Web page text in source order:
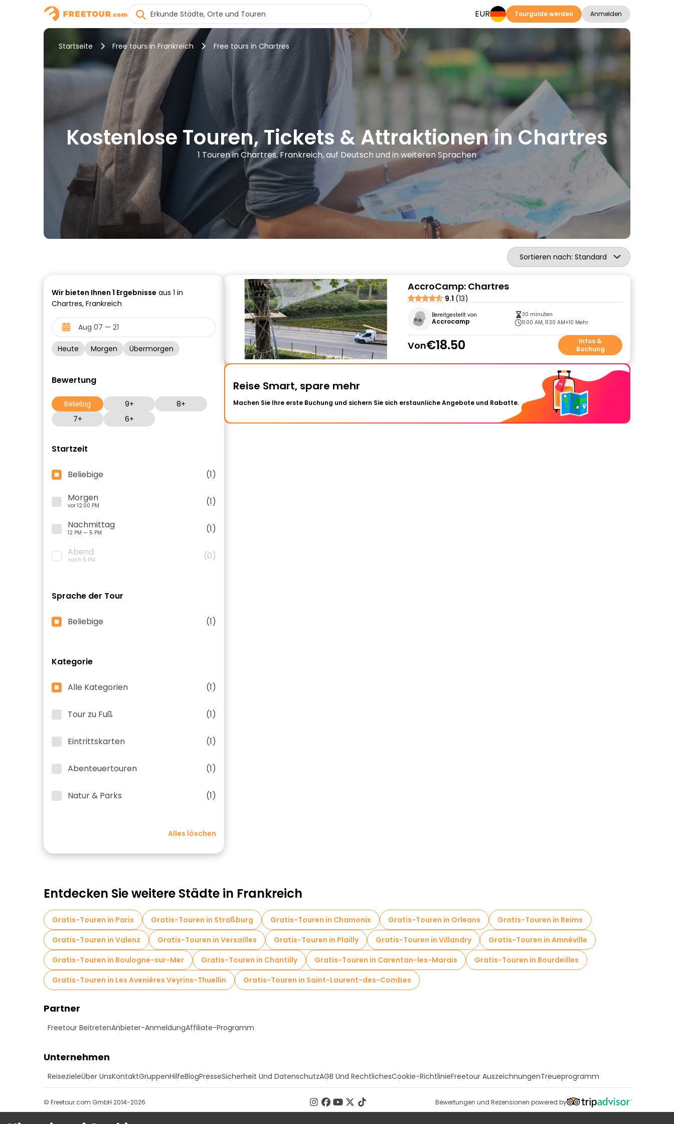
EUR Tourguide werden Anmelden
Startseite Free tours in Frankreich Free tours in Chartres
Kostenlose Touren, Tickets & Attraktionen in Chartres
1 Touren in Chartres, Frankreich, auf Deutsch und in weiteren Sprachen
Sortieren nach: Standard
Wir bieten Ihnen 1 Ergebnisse aus 1 in
Chartres, Frankreich
Heute Morgen Übermorgen
Bewertung
Beliebig 9+
8+
7+
6+
Startzeit
Beliebige
(1)
Morgen
vor 12:00 PM
(1)
Nachmittag
12 PM — 5 PM
(1)
Abend
nach 5 PM (0)
Sprache der Tour
Beliebige (1)
Kategorie
Alle Kategorien (1)
Tour zu Fuß (1)
Eintrittskarten (1)
Abenteuertouren (1)
Natur & Parks (1)
Alles löschen
AccroCamp: Chartres
9.1 (13)
Bereitgestellt von
Accrocamp
30 minuten
11:00 AM, 11:30 AM+10 Mehr
Von€18.50
Infos &
Buchung
Reise Smart, spare mehr
Machen Sie Ihre erste Buchung und sichern Sie sich erstaunliche Angebote und Rabatte.
Entdecken Sie weitere Städte in Frankreich
Gratis-Touren in Paris Gratis-Touren in Straßburg Gratis-Touren in Chamonix Gratis-Touren in Orleans
Gratis-Touren in Reims
Gratis-Touren in Valenz
Gratis-Touren in Versailles Gratis-Touren in Plailly Gratis-Touren in Villandry
Gratis-Touren in Amnéville
Gratis-Touren in Boulogne-sur-Mer
Gratis-Touren in Chantilly Gratis-Touren in Carentan-les-Marais
Gratis-Touren in Bourdeilles
Gratis-Touren in Les Avenières Veyrins-Thuellin
Gratis-Touren in Saint-Laurent-des-Combes
Partner
Freetour BeitretenAnbieter-AnmeldungAffiliate-Programm
Unternehmen
ReisezieleÜber UnsKontaktGruppenHilfeBlogPresseSicherheit Und DatenschutzAGB Und RechtlichesCookie-RichtlinieFreetour AuszeichnungenTreueprogramm
Bewertungen und Rezensionen powered by
© Freetour.com GmbH 2014-2026